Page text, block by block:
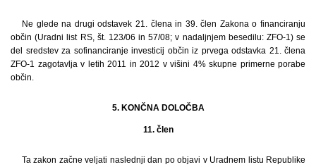
Ne glede na drugi odstavek 21. člena in 39. člen Zakona o financiranju
občin (Uradni list RS, št. 123/06 in 57/08; v nadaljnjem besedilu: ZFO-1) se
del sredstev za sofinanciranje investicij občin iz prvega odstavka 21. člena
ZFO-1 zagotavlja v letih 2011 in 2012 v višini 4% skupne primerne porabe
občin.
5. KONČNA DOLOČBA
11. člen
Ta zakon začne veljati naslednji dan po objavi v Uradnem listu Republike